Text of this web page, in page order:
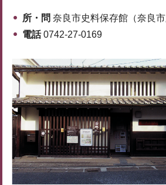
所・問 奈良市史料保存館（奈良市
電話0742-27-0169